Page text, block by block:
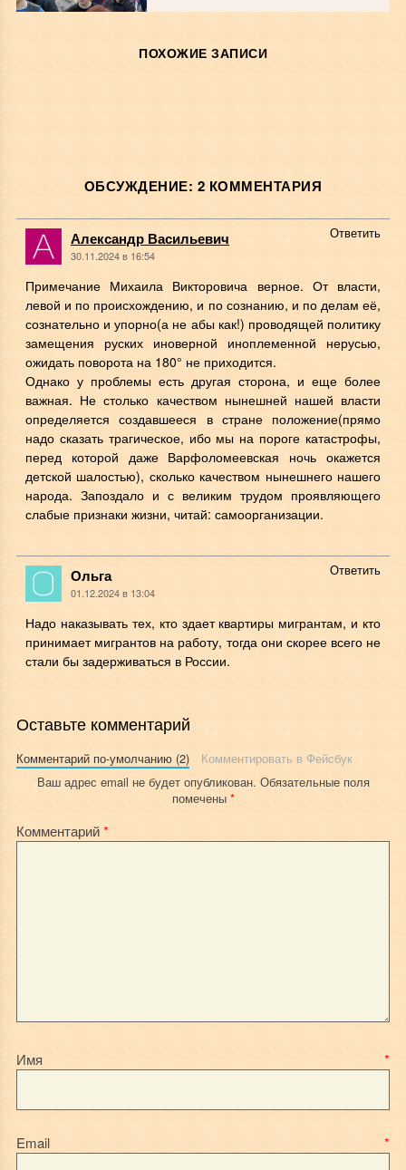
ПОХОЖИЕ ЗАПИСИ
ОБСУЖДЕНИЕ: 2 КОММЕНТАРИЯ
Александр Васильевич
30.11.2024 в 16:54
Примечание Михаила Викторовича верное. От власти,
левой и по происхождению, и по сознанию, и по делам её,
сознательно и упорно(а не абы как!) проводящей политику
замещения руских иноверной иноплеменной нерусью,
ожидать поворота на 180° не приходится.
Однако у проблемы есть другая сторона, и еще более
важная. Не столько качеством нынешней нашей власти
определяется создавшееся в стране положение(прямо
надо сказать трагическое, ибо мы на пороге катастрофы,
перед которой даже Варфоломеевская ночь окажется
детской шалостью), сколько качеством нынешнего нашего
народа. Запоздало и с великим трудом проявляющего
слабые признаки жизни, читай: самоорганизации.
Ответить
Ольга
01.12.2024 в 13:04
Надо наказывать тех, кто здает квартиры мигрантам, и кто
принимает мигрантов на работу, тогда они скорее всего не
стали бы задерживаться в России.
Ответить
Оставьте комментарий
Комментарий по-умолчанию (2)
Комментировать в Фейсбук
Ваш адрес email не будет опубликован. Обязательные поля
помечены *
Комментарий*
Имя*
Email*